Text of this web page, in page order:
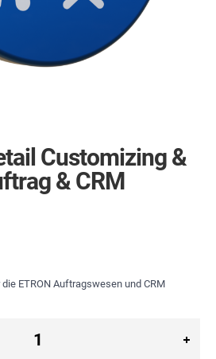
Customizing &
& CRM
ETRON Auftragswesen und CRM